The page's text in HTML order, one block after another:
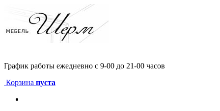
График работы ежедневно с 9-00 до 21-00 часов
Корзина пуста